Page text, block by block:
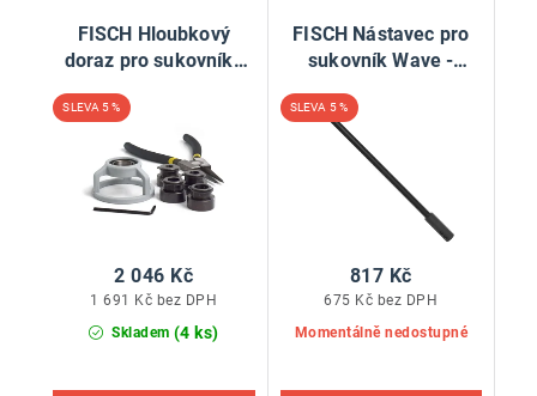
FISCH Hloubkový
doraz pro sukovníky
5 %
Skladem (4 ks)
1 691 Kč bez DPH
2 046 Kč
FISCH Nástavec pro
sukovník Wave -
5 %
Momentálně nedostupné
675 Kč bez DPH
817 Kč